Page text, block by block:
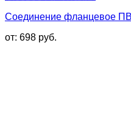
Соединение фланцевое
от: 698 руб.